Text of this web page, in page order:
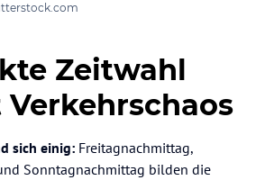
Zeitwahl
sich einig: Freitagnachmittag,
Sonntagnachmittag bilden die